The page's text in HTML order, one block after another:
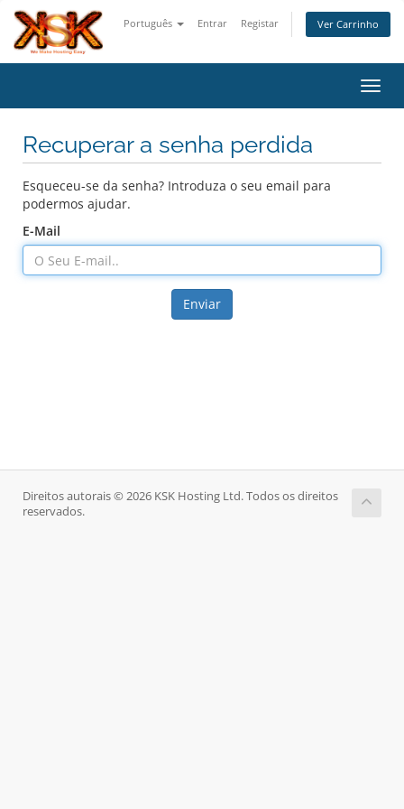
Português Entrar Registar Ver Carrinho
Recuperar a senha perdida
Esqueceu-se da senha? Introduza o seu email para
podermos ajudar.
E-Mail
Enviar
Direitos autorais © 2026 KSK Hosting Ltd. Todos os direitos
reservados.